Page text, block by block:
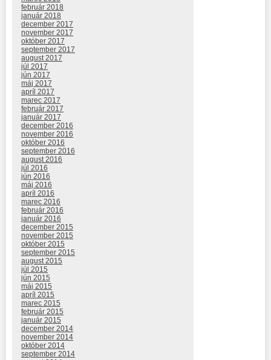
február 2018
január 2018
december 2017
november 2017
október 2017
september 2017
august 2017
júl 2017
jún 2017
máj 2017
apríl 2017
marec 2017
február 2017
január 2017
december 2016
november 2016
október 2016
september 2016
august 2016
júl 2016
jún 2016
máj 2016
apríl 2016
marec 2016
február 2016
január 2016
december 2015
november 2015
október 2015
september 2015
august 2015
júl 2015
jún 2015
máj 2015
apríl 2015
marec 2015
február 2015
január 2015
december 2014
november 2014
október 2014
september 2014